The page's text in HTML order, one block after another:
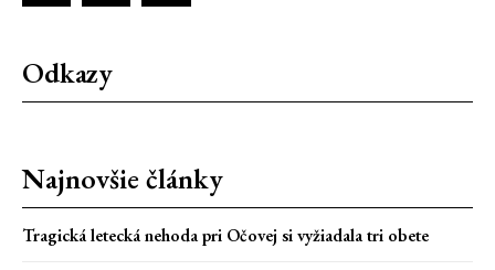
Odkazy
Najnovšie články
Tragická letecká nehoda pri Očovej si vyžiadala tri obete